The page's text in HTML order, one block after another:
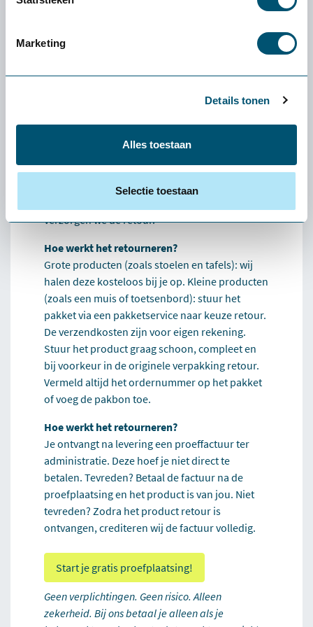
Marketing
Details tonen
Alles toestaan
Selectie toestaan
De levering en proefplaatsingsperiode zijn
uitzondering: als je een klein product (zoals een
muis of toetsenbord) wilt retourneren, zijn de
verzendkosten voor eigen rekening.
Wat als het product niet bij mij past?
Dan helpen we je persoonlijk een alternatief te
verzorgen we de retour.
Hoe werkt het retourneren?
Grote producten (zoals stoelen en tafels): wij
halen deze kosteloos bij je op. Kleine producten
(zoals een muis of toetsenbord): stuur het
pakket via een pakketservice naar keuze retour.
De verzendkosten zijn voor eigen rekening.
Stuur het product graag schoon, compleet en
bij voorkeur in de originele verpakking retour.
Vermeld altijd het ordernummer op het pakket
of voeg de pakbon toe.
Hoe werkt het retourneren?
Je ontvangt na levering een proeffactuur ter
administratie. Deze hoef je niet direct te
betalen. Tevreden? Betaal de factuur na de
proefplaatsing en het product is van jou. Niet
tevreden? Zodra het product retour is
ontvangen, crediteren wij de factuur volledig.
Start je gratis proefplaatsing!
Geen verplichtingen. Geen risico. Alleen
zekerheid. Bij ons betaal je alleen als je